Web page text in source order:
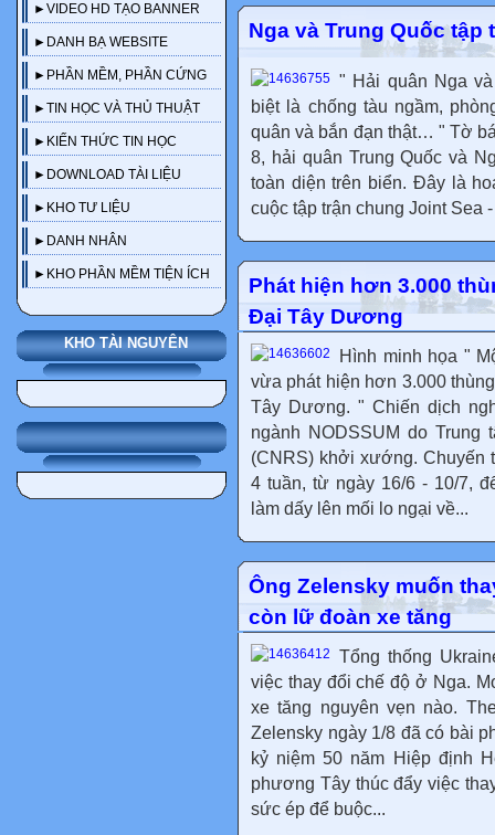
►VIDEO HD TẠO BANNER
►DANH BẠ WEBSITE
►PHẦN MỀM, PHẦN CỨNG
►TIN HỌC VÀ THỦ THUẬT
►KIẾN THỨC TIN HỌC
►DOWNLOAD TÀI LIỆU
►KHO TƯ LIỆU
►DANH NHÂN
►KHO PHẦN MỀM TIỆN ÍCH
KHO TÀI NGUYÊN
Nga và Trung Quốc
" Hải quân Nga
biệt là chống tàu ngầm,
quân và bắn đạn thật… " Tờ
8, hải quân Trung Quốc và
toàn diện trên biển. Đây là
cuộc tập trận chung Joint Sea
Phát hiện hơn 3.000
Đại Tây Dương
Hình minh họa "
vừa phát hiện hơn 3.000
Tây Dương. " Chiến dịch
ngành NODSSUM do
(CNRS) khởi xướng. Chuyến
4 tuần, từ ngày 16/6 - 10/7,
làm dấy lên mối lo ngại về...
Ông Zelensky muốn
còn lữ đoàn xe tăng
Tổng thống
việc thay đổi chế độ ở Nga.
xe tăng nguyên vẹn nào.
Zelensky ngày 1/8 đã có bài
kỷ niệm 50 năm Hiệp định
phương Tây thúc đẩy việc
sức ép để buộc...